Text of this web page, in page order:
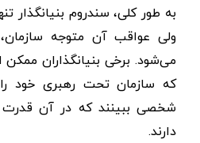
به طور کلی، سندروم بنیانگذار
ولی عواقب آن متوجه
می‌شود. برخی بنیانگذاران
که سازمان تحت رهبری خود
شخصی ببینند که در آن قدرت
دارند.